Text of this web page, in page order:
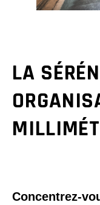
LA
Concentrez-